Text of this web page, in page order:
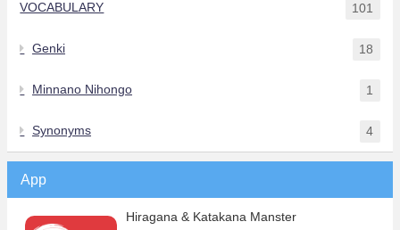
VOCABULARY 101
Genki 18
Minnano Nihongo 1
Synonyms 4
App
Hiragana & Katakana Manster